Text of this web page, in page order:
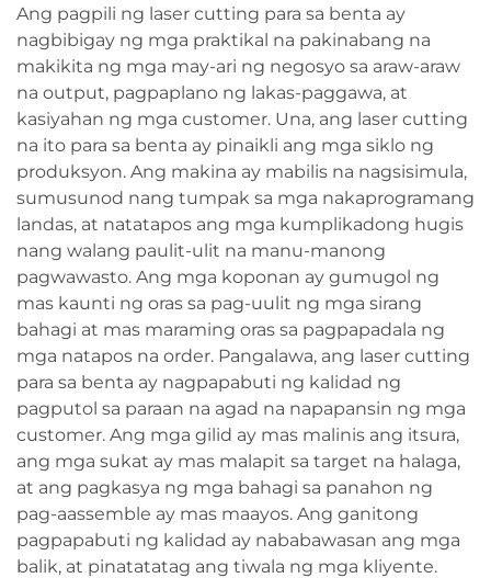
Ang pagpili ng laser cutting para sa benta ay
nagbibigay ng mga praktikal na pakinabang na
makikita ng mga may-ari ng negosyo sa araw-araw
na output, pagpaplano ng lakas-paggawa, at
kasiyahan ng mga customer. Una, ang laser cutting
na ito para sa benta ay pinaikli ang mga siklo ng
produksyon. Ang makina ay mabilis na nagsisimula,
sumusunod nang tumpak sa mga nakaprogramang
landas, at natatapos ang mga kumplikadong hugis
nang walang paulit-ulit na manu-manong
pagwawasto. Ang mga koponan ay gumugol ng
mas kaunti ng oras sa pag-uulit ng mga sirang
bahagi at mas maraming oras sa pagpapadala ng
mga natapos na order. Pangalawa, ang laser cutting
para sa benta ay nagpapabuti ng kalidad ng
pagputol sa paraan na agad na napapansin ng mga
customer. Ang mga gilid ay mas malinis ang itsura,
ang mga sukat ay mas malapit sa target na halaga,
at ang pagkasya ng mga bahagi sa panahon ng
pag-aassemble ay mas maayos. Ang ganitong
pagpapabuti ng kalidad ay nababawasan ang mga
balik, at pinatatatag ang tiwala ng mga kliyente.